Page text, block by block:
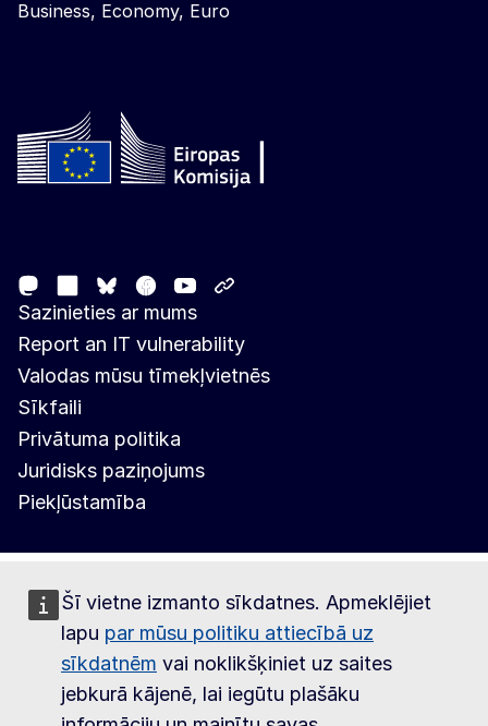
Šī vietne izmanto sīkdatnes. Apmeklējiet
lapu par mūsu politiku attiecībā uz
sīkdatnēm vai noklikšķiniet uz saites
jebkurā kājenē, lai iegūtu plašāku
Business, Economy, Euro
MastodonLinkedIn
Bluesky
Facebook
Youtube
Sazinieties ar mums
Report an IT vulnerability
Valodas mūsu tīmekļvietnēs
Sīkfaili
Privātuma politika
Juridisks paziņojums
Piekļūstamība